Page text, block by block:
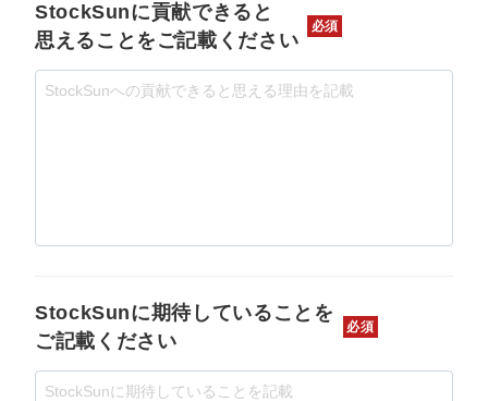
StockSunに貢献できると
思えることをご記載ください
必須
StockSunに期待していることを
ご記載ください
必須